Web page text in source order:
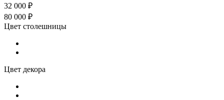
32 000 ₽
80 000 ₽
Цвет столешницы
Цвет декора